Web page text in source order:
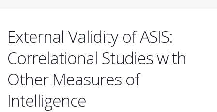
External Validity of ASIS:
Correlational Studies with
Other Measures of
Intelligence